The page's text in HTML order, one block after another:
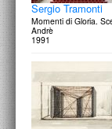
Sergio Tramonti
Momenti di Gloria.
Andrè
1991